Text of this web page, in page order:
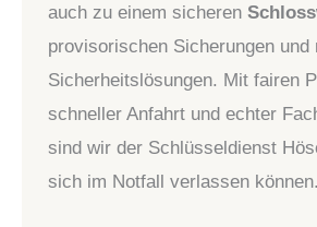
auch zu einem sicheren
provisorischen Sicherungen und
Sicherheitslösungen. Mit fairen
schneller Anfahrt und echter
sind wir der Schlüsseldienst
sich im Notfall verlassen können.